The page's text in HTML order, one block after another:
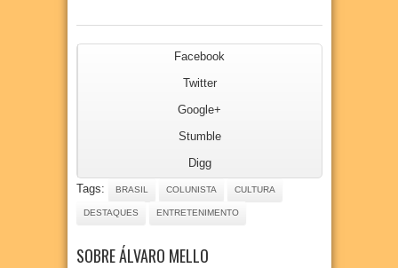
Facebook
Twitter
Google+
Stumble
Digg
Tags:
BRASIL COLUNISTA CULTURA
DESTAQUES ENTRETENIMENTO
SOBRE ÁLVARO MELLO